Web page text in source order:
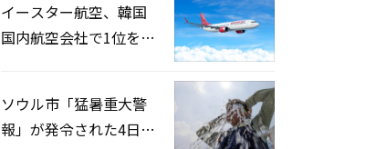
イースター航空、韓国
国内航空会社で1位を記
ソウル市「猛暑重大警
報」が発令された4日、